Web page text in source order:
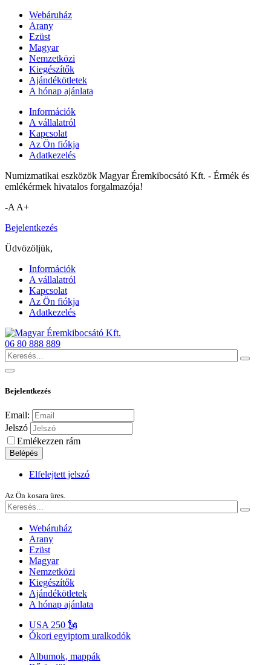
Webáruház
Arany
Ezüst
Magyar
Nemzetközi
Kiegészítők
Ajándékötletek
A hónap ajánlata
Információk
A vállalatról
Kapcsolat
Az Ön fiókja
Adatkezelés
Numizmatikai eszközök Magyar Éremkibocsátó Kft. - Érmék és
emlékérmek hivatalos forgalmazója!
-A A+
Bejelentkezés
Üdvözöljük,
Információk
A vállalatról
Kapcsolat
Az Ön fiókja
Adatkezelés
06 80 888 889
Bejelentkezés
Email:
Jelszó
Emlékezzen rám
Belépés
Elfelejtett jelszó
Az Ön kosara üres.
Webáruház
Arany
Ezüst
Magyar
Nemzetközi
Kiegészítők
Ajándékötletek
A hónap ajánlata
USA 250 🗽
Ókori egyiptom uralkodók
Albumok, mappák